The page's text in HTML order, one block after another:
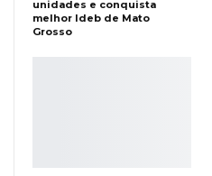
unidades e conquista
melhor Ideb de Mato
Grosso